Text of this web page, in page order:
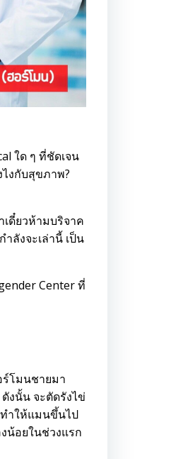
ใด ๆ ที่ชัดเจน
งกับสุขภาพ?
เดี๋ยวห้ามบริจาค
ลังจะเล่านี้ เป็น
Center ที่
ร์โมนชายมา
งนั้น จะตัดรังไข่
ำให้แมนขึ้นไป
น้อยในช่วงแรก